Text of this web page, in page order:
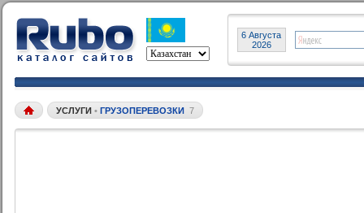
6 Августа
2026
УСЛУГИ • ГРУЗОПЕРЕВОЗКИ 7